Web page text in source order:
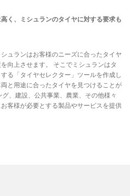
く、ミシュランのタイヤに対する要求も
ュランはお客様のニーズに合ったタイヤ
向上させます。 そこでミシュランはタ
る「タイヤセレクター」ツールを作成し
と用途に合ったタイヤを見つけることが
、建設、公共事業、農業、その他様々
客様が必要とする製品やサービスを提供